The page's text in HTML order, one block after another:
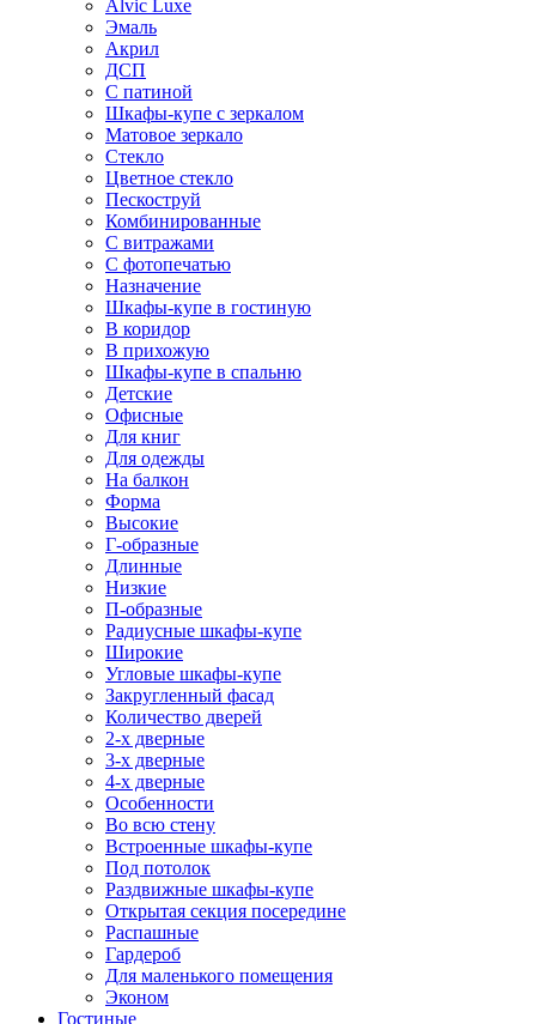
Alvic Luxe
Эмаль
Акрил
ДСП
С патиной
Шкафы-купе с зеркалом
Матовое зеркало
Стекло
Цветное стекло
Пескоструй
Комбинированные
С витражами
С фотопечатью
Назначение
Шкафы-купе в гостиную
В коридор
В прихожую
Шкафы-купе в спальню
Детские
Офисные
Для книг
Для одежды
На балкон
Форма
Высокие
Г-образные
Длинные
Низкие
П-образные
Радиусные шкафы-купе
Широкие
Угловые шкафы-купе
Закругленный фасад
Количество дверей
2-х дверные
3-х дверные
4-х дверные
Особенности
Во всю стену
Встроенные шкафы-купе
Под потолок
Раздвижные шкафы-купе
Открытая секция посередине
Распашные
Гардероб
Для маленького помещения
Эконом
Гостиные